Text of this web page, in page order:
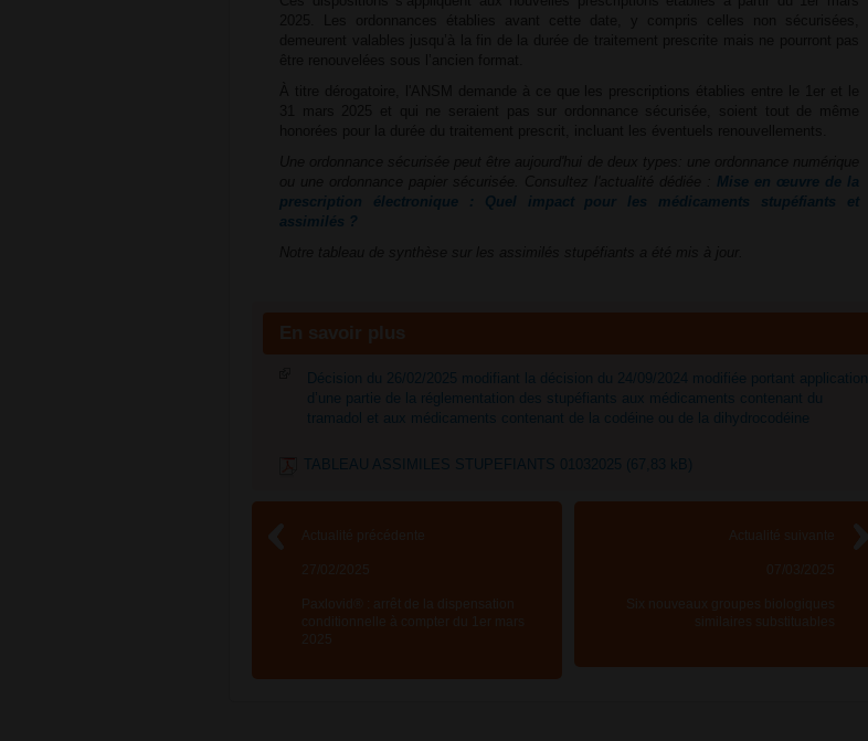
Mise en œuvre de la
prescription électronique : Quel impact pour les médicaments stupéfiants et
assimilés ?
Décision du 26/02/2025 modifiant la décision du 24/09/2024 modifiée portant application
d’une partie de la réglementation des stupéfiants aux médicaments contenant du
tramadol et aux médicaments contenant de la codéine ou de la dihydrocodéine
TABLEAU ASSIMILES STUPEFIANTS 01032025 (67,83 kB)